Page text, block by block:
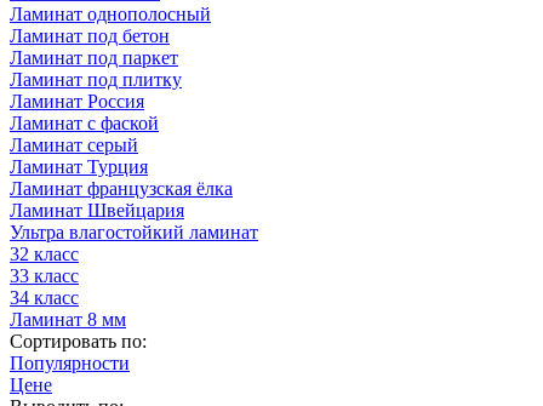
Ламинат однополосный
Ламинат под бетон
Ламинат под паркет
Ламинат под плитку
Ламинат Россия
Ламинат с фаской
Ламинат серый
Ламинат Турция
Ламинат французская ёлка
Ламинат Швейцария
Ультра влагостойкий ламинат
32 класс
33 класс
34 класс
Ламинат 8 мм
Сортировать по:
Популярности
Цене